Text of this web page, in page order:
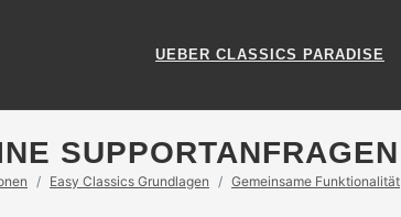
UEBER CLASSICS PARADISE
SUPPORTANFRAGEN
Easy Classics Grundlagen Gemeinsame Funktionalität